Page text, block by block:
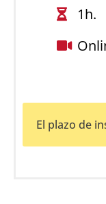
1h.
El plazo de